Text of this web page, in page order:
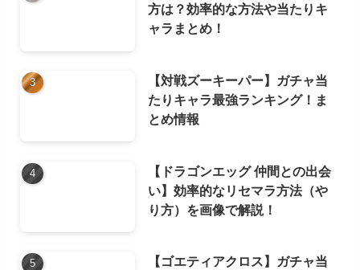
方は？効率的な方法や当たりキ
ャラまとめ！
【対戦ズーキーパー】ガチャ当
たりキャラ最強ランキング！ま
とめ情報
【ドラゴンエッグ 仲間との出会
い】効率的なリセマラ方法（や
り方）を画像で解説！
【ゴエティアクロス】ガチャ当